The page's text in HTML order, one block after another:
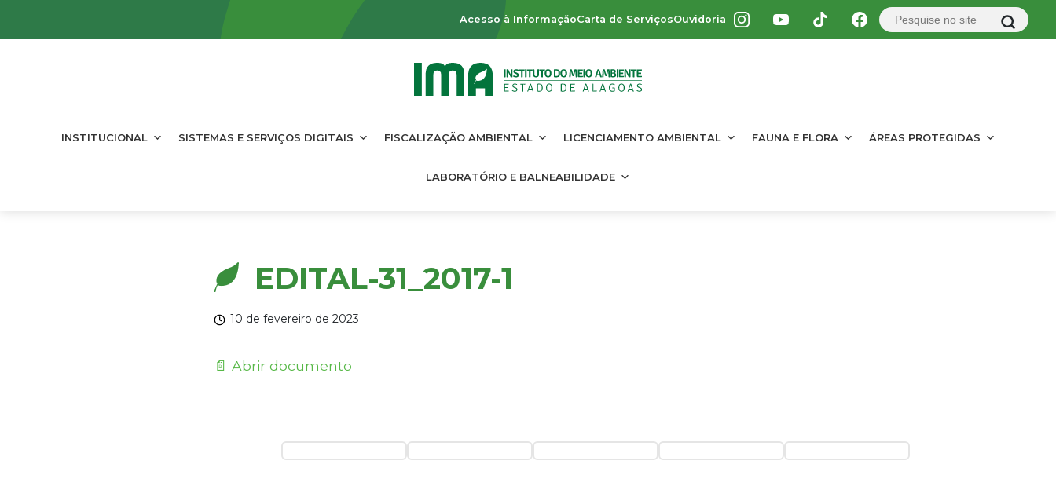
Acesso à InformaçãoCarta de ServiçosOuvidoria
INSTITUCIONAL SISTEMAS E SERVIÇOS DIGITAIS FISCALIZAÇÃO AMBIENTAL LICENCIAMENTO AMBIENTAL FAUNA E FLORA ÁREAS PROTEGIDAS
LABORATÓRIO E BALNEABILIDADE
EDITAL-31_2017-1
10 de fevereiro de 2023
📄 Abrir documento